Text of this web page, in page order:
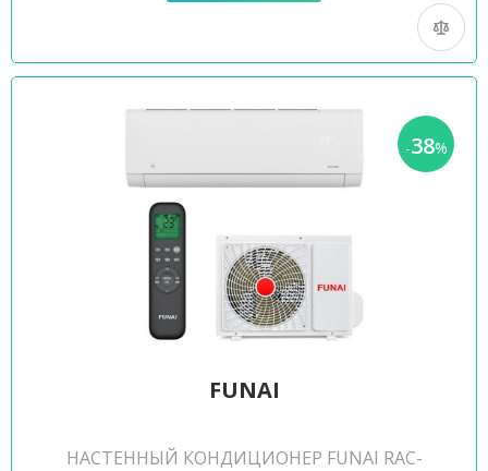
-38%
FUNAI
НАСТЕННЫЙ КОНДИЦИОНЕР FUNAI RAC-